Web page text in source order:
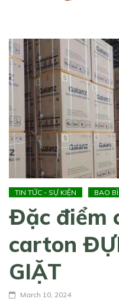
TIN TỨC - SỰ KIỆN BAO
Đặc điểm
carton
GIẶT
March 10, 2024